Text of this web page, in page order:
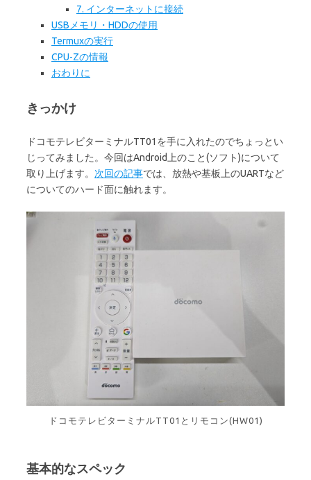
7. インターネットに接続
USBメモリ・HDDの使用
Termuxの実行
CPU-Zの情報
おわりに
きっかけ
ドコモテレビターミナルTT01を手に入れたのでちょっとい
じってみました。今回はAndroid上のこと(ソフト)について
取り上げます。 次回の記事では、放熱や基板上のUARTなど
についてのハード面に触れます。
ドコモテレビターミナルTT01とリモコン(HW01)
基本的なスペック